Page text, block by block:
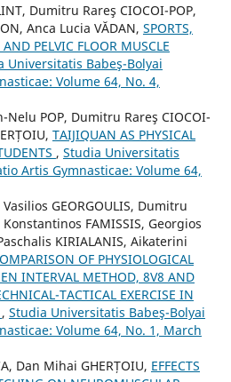
Dumitru Rareş CIOCOI-POP,
Anca Lucia VĂDAN, SPORTS,
PELVIC FLOOR MUSCLE
Universitatis Babeş-Bolyai
Volume 64, No. 4,
Nelu POP, Dumitru Rareş CIOCOI-
TAIJIQUAN AS PHYSICAL
, Studia Universitatis
Artis Gymnasticae: Volume 64,
GEORGOULIS, Dumitru
Konstantinos FAMISSIS, Georgios
KIRIALANIS, Aikaterini
OF PHYSIOLOGICAL
INTERVAL METHOD, 8V8 AND
TACTICAL EXERCISE IN
, Studia Universitatis Babeş-Bolyai
Volume 64, No. 1, March
Dan Mihai GHERȚOIU, EFFECTS